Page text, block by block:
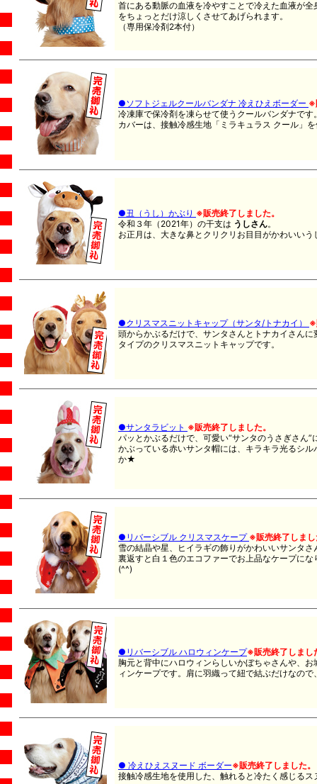
首にある動脈の血液を冷やすことで冷えた血液が
をちょっとだけ涼しくさせてあげられます。
（専用保冷剤2本付）
●ソフトジェルクールバンダナ 冷えひえボーダー ※
冷凍庫で保冷剤を凍らせて使うクールバンダナです
カバーは、接触冷感生地「ミラキュラス クール」
●丑（うし）かぶり ※販売終了しました。
令和３年（2021年）の干支は うしさん。
お正月は、大きな鼻とクリクリお目目がかわいいう
●クリスマスニットキャップ（サンタ/トナカイ） ※
頭からかぶるだけで、サンタさんとトナカイさん
タイプのクリスマスニットキャップです。
●サンタラビット ※販売終了しました。
パッとかぶるだけで、可愛い“サンタのうさぎさん
かぶっている赤いサンタ帽には、キラキラ光るシ
か★
●リバーシブル クリスマスケープ ※販売終了しま
雪の結晶や星、ヒイラギの飾りがかわいいサンタ
裏返すと白１色のエコファーでお上品なケープに
(^^)
●リバーシブル ハロウィンケープ※販売終了しまし
胸元と背中にハロウィンらしいかぼちゃさんや、
ィンケープです。肩に羽織って紐で結ぶだけなので
● 冷えひえスヌード ボーダー※販売終了しました。
接触冷感生地を使用した、触れると冷たく感じるス